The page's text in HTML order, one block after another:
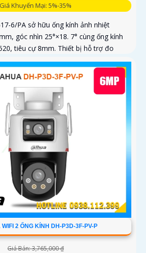
Giá Khuyến Mại: 5%-35%
6/PA sở hữu ống kính ảnh nhiệt
góc nhìn 25°×18. 7° cùng ống kính
tiêu cự 8mm. Thiết bị hỗ trợ đo
2 ỐNG KÍNH DH-P3D-3F-PV-P
Giá Bán: 3,765,000 ₫